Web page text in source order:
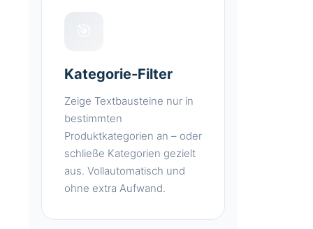
Kategorie-Filter
Zeige Textbausteine nur in
bestimmten
Produktkategorien an – oder
schließe Kategorien gezielt
aus. Vollautomatisch und
ohne extra Aufwand.